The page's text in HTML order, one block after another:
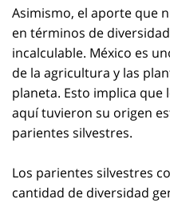
Asimismo, el aporte que
en términos de
incalculable. México es
de la agricultura y las
planeta. Esto implica que
aquí tuvieron su origen
parientes silvestres.
Los parientes silvestres
cantidad de diversidad